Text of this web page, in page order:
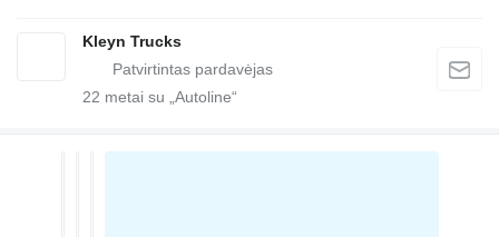
Kleyn Trucks
22 metai su „Autoline“